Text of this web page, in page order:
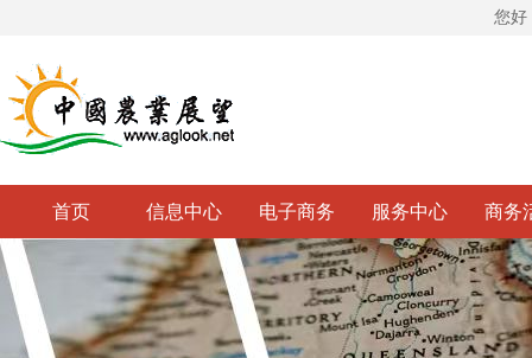
您好
首页 信息中心 电子商务 服务中心 商务